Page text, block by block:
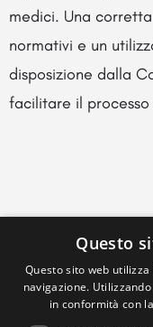
medici. Una
normativi e un
disposizione dalla
facilitare il
Questo
Questo sito web
navigazione.
in conformità con